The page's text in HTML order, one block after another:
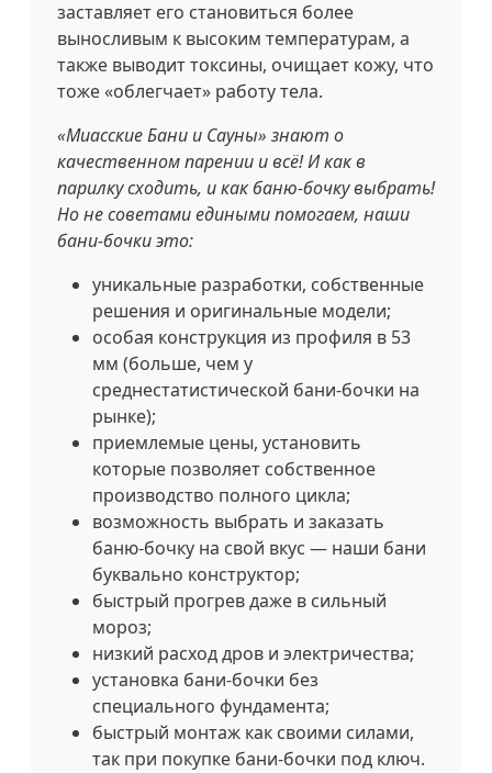
заставляет его становиться более
выносливым к высоким температурам, а
также выводит токсины, очищает кожу, что
тоже «облегчает» работу тела.
«Миасские Бани и Сауны» знают о
качественном парении и всё! И как в
парилку сходить, и как баню-бочку выбрать!
Но не советами едиными помогаем, наши
бани-бочки это:
уникальные разработки, собственные
решения и оригинальные модели;
особая конструкция из профиля в 53
мм (больше, чем у
среднестатистической бани-бочки на
рынке);
приемлемые цены, установить
которые позволяет собственное
производство полного цикла;
возможность выбрать и заказать
баню-бочку на свой вкус — наши бани
буквально конструктор;
быстрый прогрев даже в сильный
мороз;
низкий расход дров и электричества;
установка бани-бочки без
специального фундамента;
быстрый монтаж как своими силами,
так при покупке бани-бочки под ключ.